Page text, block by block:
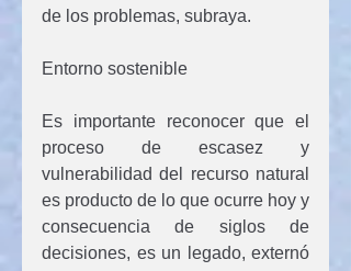
de los problemas, subraya.
Entorno sostenible
Es importante reconocer que el
proceso de escasez y
vulnerabilidad del recurso natural
es producto de lo que ocurre hoy y
consecuencia de siglos de
decisiones, es un legado, externó